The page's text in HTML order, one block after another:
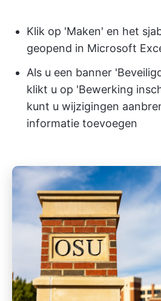
Klik op 'Maken' en het
geopend in Microsoft
Als u een banner
klikt u op 'Bewerking
kunt u wijzigingen
informatie toevoegen